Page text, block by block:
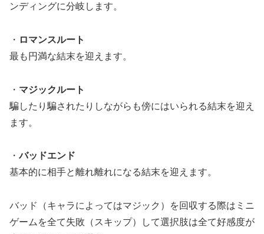
ンディングに分岐します。
・ ロマンスルート
最も円満な結末を迎えます。
・ マジックルート
騙したり騙されたりしながらも傍にはいられる結末を迎え
ます。
・バッドエンド
基本的に相手と離れ離れになる結末を迎えます。
バッド（キャラによってはマジック）を回収する際はミニ
ゲームを全て失敗（スキップ）して選択肢は全て好感度が